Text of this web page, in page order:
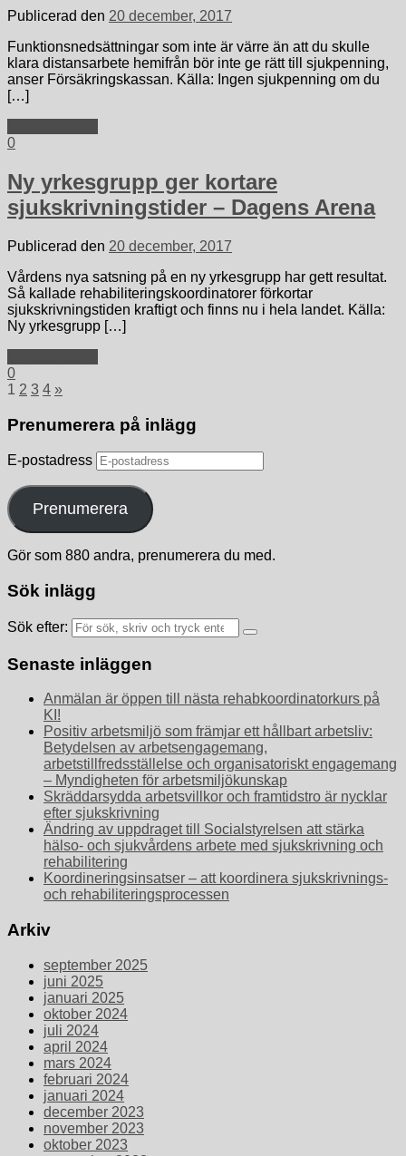
Publicerad den 20 december, 2017
Funktionsnedsättningar som inte är värre än att du skulle
klara distansarbete hemifrån bör inte ge rätt till sjukpenning,
anser Försäkringskassan. Källa: Ingen sjukpenning om du
[…]
0
Ny yrkesgrupp ger kortare
sjukskrivningstider – Dagens Arena
Publicerad den 20 december, 2017
Vårdens nya satsning på en ny yrkesgrupp har gett resultat.
Så kallade rehabiliteringskoordinatorer förkortar
sjukskrivningstiden kraftigt och finns nu i hela landet. Källa:
Ny yrkesgrupp […]
0
1 2 3 4 »
Prenumerera på inlägg
E-postadress
Prenumerera
Gör som 880 andra, prenumerera du med.
Sök inlägg
Sök efter:
Senaste inläggen
Anmälan är öppen till nästa rehabkoordinatorkurs på
KI!
Positiv arbetsmiljö som främjar ett hållbart arbetsliv:
Betydelsen av arbetsengagemang,
arbetstillfredsställelse och organisatoriskt engagemang
– Myndigheten för arbetsmiljökunskap
Skräddarsydda arbetsvillkor och framtidstro är nycklar
efter sjukskrivning
Ändring av uppdraget till Socialstyrelsen att stärka
hälso- och sjukvårdens arbete med sjukskrivning och
rehabilitering
Koordineringsinsatser – att koordinera sjukskrivnings-
och rehabiliteringsprocessen
Arkiv
september 2025
juni 2025
januari 2025
oktober 2024
juli 2024
april 2024
mars 2024
februari 2024
januari 2024
december 2023
november 2023
oktober 2023